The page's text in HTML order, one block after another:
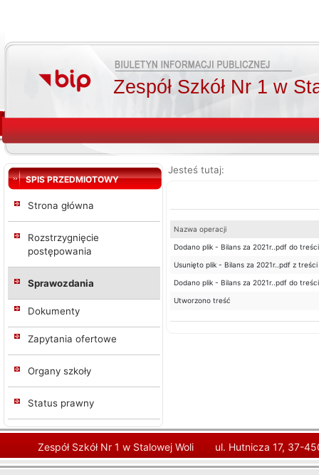
Zespół Szkół Nr 1 w
SPIS PRZEDMIOTOWY
Strona główna
Rozstrzygnięcie
postępowania
Sprawozdania
Dokumenty
Zapytania ofertowe
Organy szkoły
Status prawny
Jesteś tutaj:
Nazwa operacji
Dodano plik - Bilans za 2021r..pdf do treści
Usunięto plik - Bilans za 2021r..pdf z treści
Dodano plik - Bilans za 2021r..pdf do treści
Utworzono treść
Zespół Szkół Nr 1 w Stalowej Woli ul. Hutnicza 17, 37-